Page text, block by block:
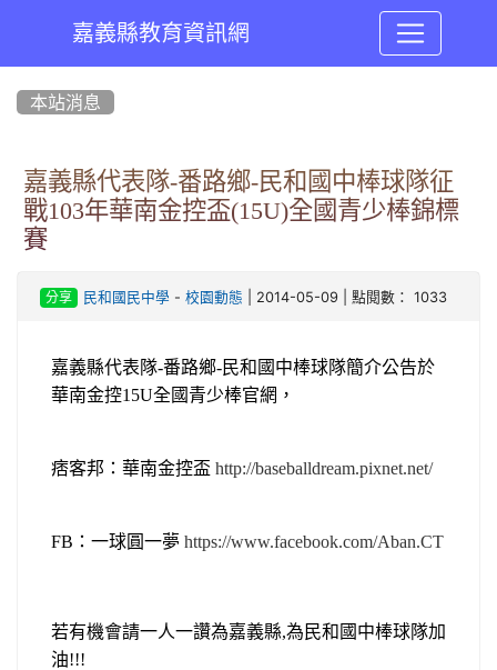
嘉義縣教育資訊網
本站消息
嘉義縣代表隊-番路鄉-民和國中棒球隊征
戰103年華南金控盃(15U)全國青少棒錦標
賽
分享 民和國民中學- 校園動態 | 2014-05-09 | 點閱數： 1033
嘉義縣代表隊-番路鄉-民和國中棒球隊簡介公告於
華南金控15U全國青少棒官網，
痞客邦：華南金控盃 http://baseballdream.pixnet.net/
FB：一球圓一夢 https://www.facebook.com/Aban.CT
若有機會請一人一讚為嘉義縣,為民和國中棒球隊加
油!!!